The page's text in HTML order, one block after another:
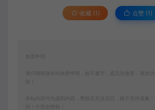
收藏 (1) 点赞 (1 )
免责申明
请仔细阅读本站免责申明，如不遵守，或无法接受，请勿
本站内容均为虚拟内容，赞助后无法召回，顾不支持退换！
间！介意勿赞助！